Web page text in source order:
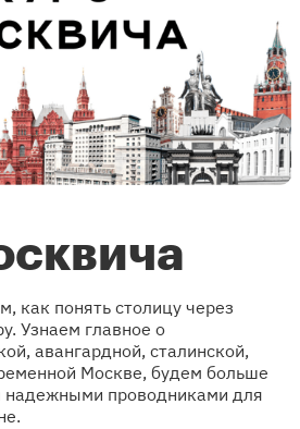
как понять столицу через
Узнаем главное о
авангардной, сталинской,
Москве, будем больше
надежными проводниками для